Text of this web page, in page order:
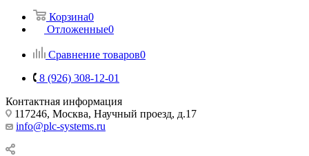
Корзина0
Отложенные0
Сравнение товаров0
8 (926) 308-12-01
Контактная информация
117246, Москва, Научный проезд, д.17
info@plc-systems.ru